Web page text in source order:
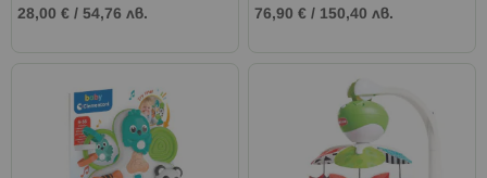
28,00 € / 54,76 лв.
76,90 € / 150,40 лв.